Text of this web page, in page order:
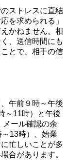
ストレスに直結
を求められる」
かねません。相
、送信時間にも
とで、相手の信
午前９時～午後
～11時）と午後
メール確認の余
13時）、始業
忙しいことが多
合があります。